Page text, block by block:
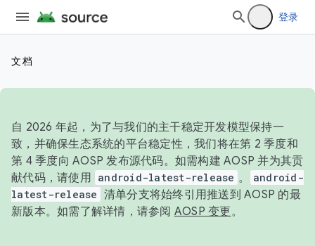
登录
文档
自 2026 年起，为了与我们的主干稳定开发模型保持一
致，并确保生态系统的平台稳定性，我们将在第 2 季度和
第 4 季度向 AOSP 发布源代码。如需构建 AOSP 并为其贡
献代码，请使用 android-latest-release 。
android-
latest-release 清单分支将始终引用推送到 AOSP 的最
新版本。如需了解详情，请参阅 AOSP 变更。